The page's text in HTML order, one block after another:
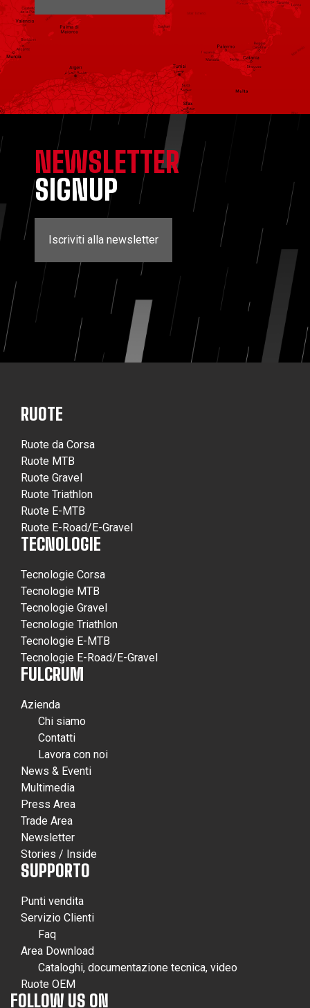
NEWSLETTER
SIGNUP
Iscriviti alla newsletter
RUOTE
Ruote da Corsa
Ruote MTB
Ruote Gravel
Ruote Triathlon
Ruote E-MTB
Ruote E-Road/E-Gravel
TECNOLOGIE
Tecnologie Corsa
Tecnologie MTB
Tecnologie Gravel
Tecnologie Triathlon
Tecnologie E-MTB
Tecnologie E-Road/E-Gravel
FULCRUM
Azienda
Chi siamo
Contatti
Lavora con noi
News & Eventi
Multimedia
Press Area
Trade Area
Newsletter
Stories / Inside
SUPPORTO
Punti vendita
Servizio Clienti
Faq
Area Download
Cataloghi, documentazione tecnica, video
Ruote OEM
FOLLOW US ON